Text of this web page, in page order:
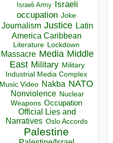
Israeli Army Israeli
occupation Joke
Journalism Justice Latin
America Caribbean
Literature Lockdown
Massacre Media Middle
East Military Military
Industrial Media Complex
Music Video Nakba NATO
Nonviolence Nuclear
Weapons Occupation
Official Lies and
Narratives Oslo Accords
Palestine